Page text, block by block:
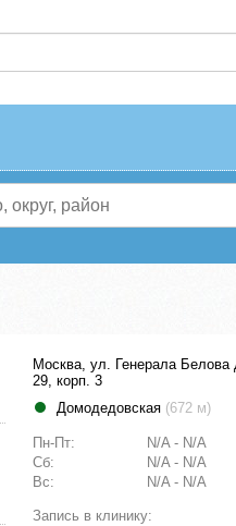
Москва, ул. Генерала Белова
29, корп. 3
Домодедовская (672 м)
Пн-Пт:
N/A - N/A
Сб:
N/A - N/A
Вс:
N/A - N/A
Запись в клинику: